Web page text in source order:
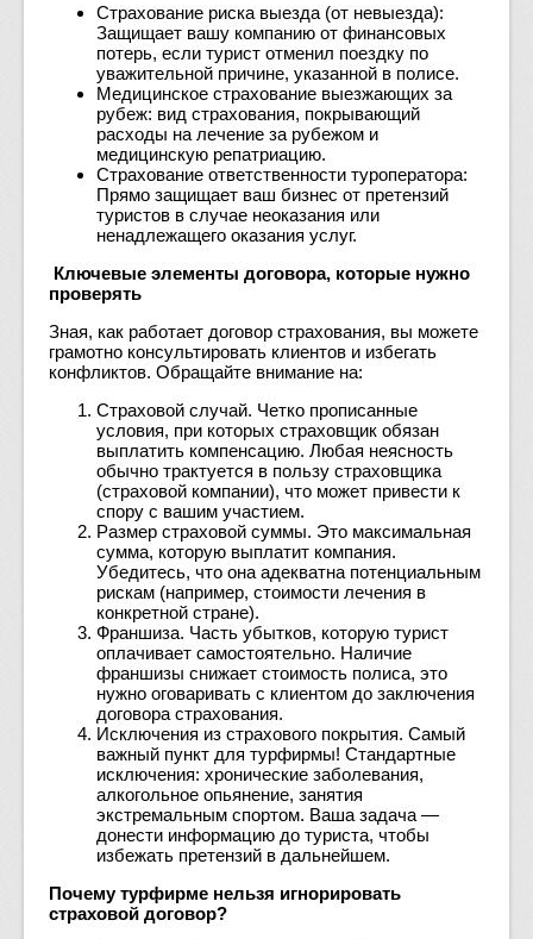
Страхование риска выезда (от невыезда):
Защищает вашу компанию от финансовых
потерь, если турист отменил поездку по
уважительной причине, указанной в полисе.
Медицинское страхование выезжающих за
рубеж: вид страхования, покрывающий
расходы на лечение за рубежом и
медицинскую репатриацию.
Страхование ответственности туроператора:
Прямо защищает ваш бизнес от претензий
туристов в случае неоказания или
ненадлежащего оказания услуг.
Ключевые элементы договора, которые нужно
проверять
Зная, как работает договор страхования, вы можете
грамотно консультировать клиентов и избегать
конфликтов. Обращайте внимание на:
Страховой случай. Четко прописанные
условия, при которых страховщик обязан
выплатить компенсацию. Любая неясность
обычно трактуется в пользу страховщика
(страховой компании), что может привести к
спору с вашим участием.
Размер страховой суммы. Это максимальная
сумма, которую выплатит компания.
Убедитесь, что она адекватна потенциальным
рискам (например, стоимости лечения в
конкретной стране).
Франшиза. Часть убытков, которую турист
оплачивает самостоятельно. Наличие
франшизы снижает стоимость полиса, это
нужно оговаривать с клиентом до заключения
договора страхования.
Исключения из страхового покрытия. Самый
важный пункт для турфирмы! Стандартные
исключения: хронические заболевания,
алкогольное опьянение, занятия
экстремальным спортом. Ваша задача —
донести информацию до туриста, чтобы
избежать претензий в дальнейшем.
Почему турфирме нельзя игнорировать
страховой договор?